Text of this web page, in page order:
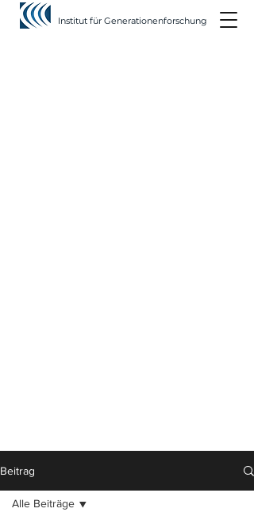
Institut für Generationenforschung
Beitrag
Alle Beiträge